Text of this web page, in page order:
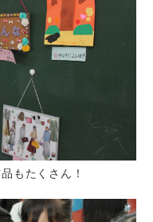
もたくさん！